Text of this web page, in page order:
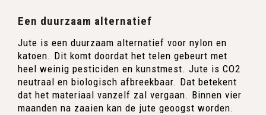
Een duurzaam alternatief
Jute is een duurzaam alternatief voor nylon en
katoen. Dit komt doordat het telen gebeurt met
heel weinig pesticiden en kunstmest. Jute is CO2
neutraal en biologisch afbreekbaar. Dat betekent
dat het materiaal vanzelf zal vergaan. Binnen vier
maanden na zaaien kan de jute geoogst worden.